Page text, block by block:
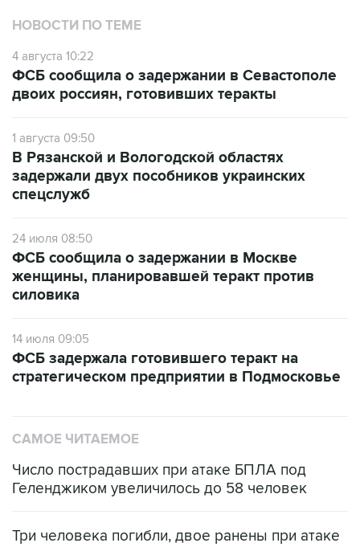
НОВОСТИ ПО ТЕМЕ
4 августа 10:22
ФСБ сообщила о задержании в Севастополе
двоих россиян, готовивших теракты
1 августа 09:50
В Рязанской и Вологодской областях
задержали двух пособников украинских
спецслужб
24 июля 08:50
ФСБ сообщила о задержании в Москве
женщины, планировавшей теракт против
силовика
14 июля 09:05
ФСБ задержала готовившего теракт на
стратегическом предприятии в Подмосковье
САМОЕ ЧИТАЕМОЕ
Число пострадавших при атаке БПЛА под
Геленджиком увеличилось до 58 человек
Три человека погибли, двое ранены при атаке